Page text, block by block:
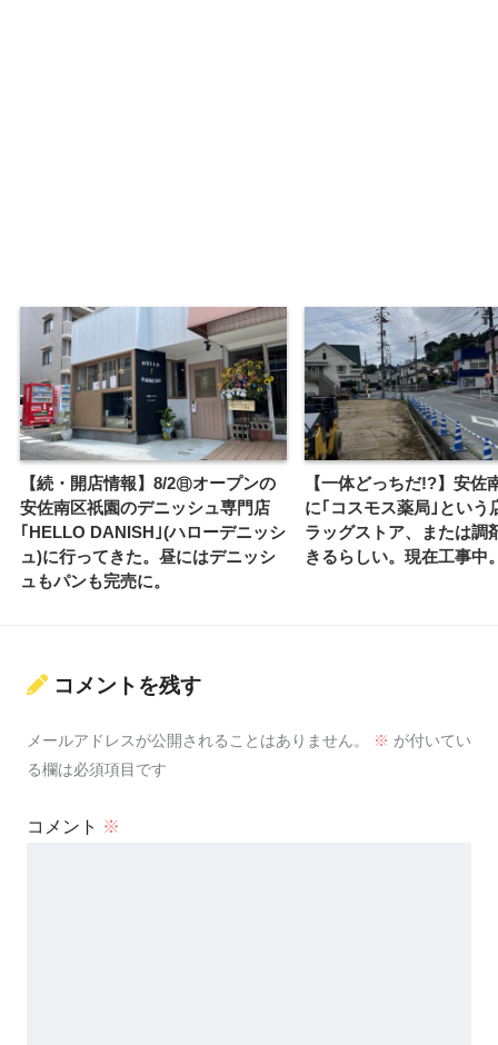
【続・開店情報】8/2㊐オープンの
安佐南区祇園のデニッシュ専門店
｢HELLO DANISH｣(ハローデニッシ
ュ)に行ってきた。昼にはデニッシ
ュもパンも完売に。
【一体どっちだ!?】安佐
に｢コスモス薬局｣という
ラッグストア、または調
きるらしい。現在工事中
コメントを残す
メールアドレスが公開されることはありません。 ※ が付いてい
る欄は必須項目です
コメント ※